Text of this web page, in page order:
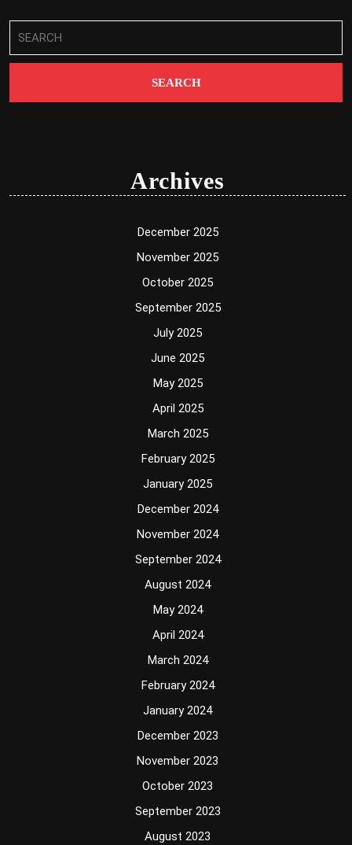
for:
Archives
December 2025
November 2025
October 2025
September 2025
July 2025
June 2025
May 2025
April 2025
March 2025
February 2025
January 2025
December 2024
November 2024
September 2024
August 2024
May 2024
April 2024
March 2024
February 2024
January 2024
December 2023
November 2023
October 2023
September 2023
August 2023